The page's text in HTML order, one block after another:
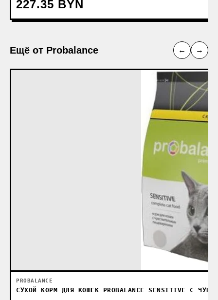
227.35 BYN
Ещё от Probalance ← →
PROBALANCE
СУХОЙ КОРМ ДЛЯ КОШЕК PROBALANCE SENSITIVE С